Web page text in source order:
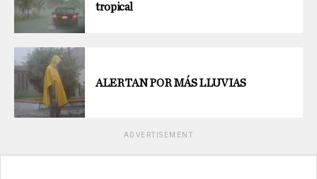
tropical
ALERTAN POR MÁS LLUVIAS
ADVERTISEMENT